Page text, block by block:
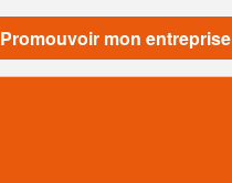
Promouvoir mon entreprise